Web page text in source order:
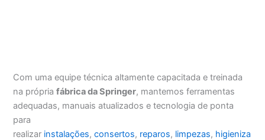
Com uma equipe técnica altamente capacitada e treinada
na própriafábrica da Springer, mantemos ferramentas
adequadas, manuais atualizados e tecnologia de ponta
para
realizar instalações,consertos, reparos, limpezas, higieniza